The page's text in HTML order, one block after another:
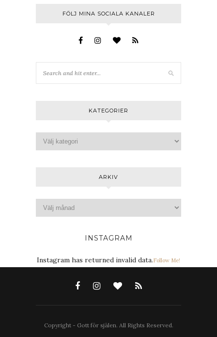
FÖLJ MINA SOCIALA KANALER
KATEGORIER
ARKIV
INSTAGRAM
Instagram has returned invalid data.Follow Me!
Copyright - Gott för själen. All Rights Reserved.